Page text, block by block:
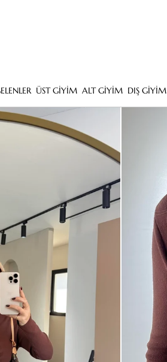
ÜST GİYİM ALT GİYİM DIŞ GİYİM